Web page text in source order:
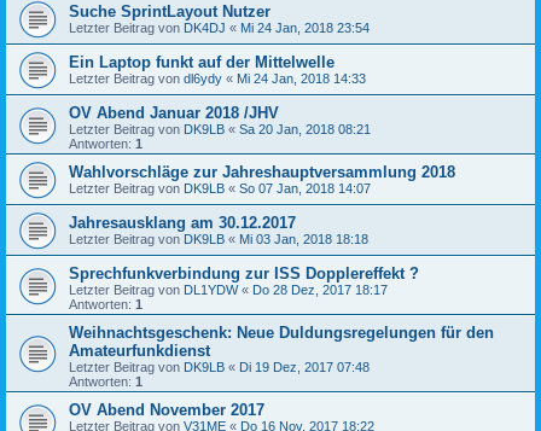
Suche SprintLayout Nutzer
Letzter Beitrag von DK4DJ « Mi 24 Jan, 2018 23:54
Ein Laptop funkt auf der Mittelwelle
Letzter Beitrag von dl6ydy « Mi 24 Jan, 2018 14:33
OV Abend Januar 2018 /JHV
Letzter Beitrag von DK9LB « Sa 20 Jan, 2018 08:21
Antworten: 1
Wahlvorschläge zur Jahreshauptversammlung 2018
Letzter Beitrag von DK9LB « So 07 Jan, 2018 14:07
Jahresausklang am 30.12.2017
Letzter Beitrag von DK9LB « Mi 03 Jan, 2018 18:18
Sprechfunkverbindung zur ISS Dopplereffekt ?
Letzter Beitrag von DL1YDW« Do 28 Dez, 2017 18:17
Antworten: 1
Weihnachtsgeschenk: Neue Duldungsregelungen für den
Amateurfunkdienst
Letzter Beitrag von DK9LB « Di 19 Dez, 2017 07:48
Antworten: 1
OV Abend November 2017
Letzter Beitrag von V31ME « Do 16 Nov, 2017 18:22